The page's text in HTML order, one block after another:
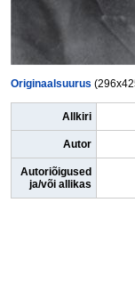
Originaalsuurus
Allkiri
Autor
Autoriõigused
ja/või allikas